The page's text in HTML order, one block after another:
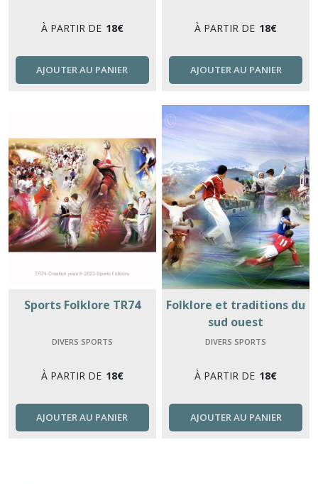
À PARTIR DE 18€
AJOUTER AU PANIER
À PARTIR DE 18€
AJOUTER AU PANIER
Sports Folklore TR74
DIVERS SPORTS
À PARTIR DE 18€
AJOUTER AU PANIER
Folklore et traditions du
sud ouest
DIVERS SPORTS
À PARTIR DE 18€
AJOUTER AU PANIER